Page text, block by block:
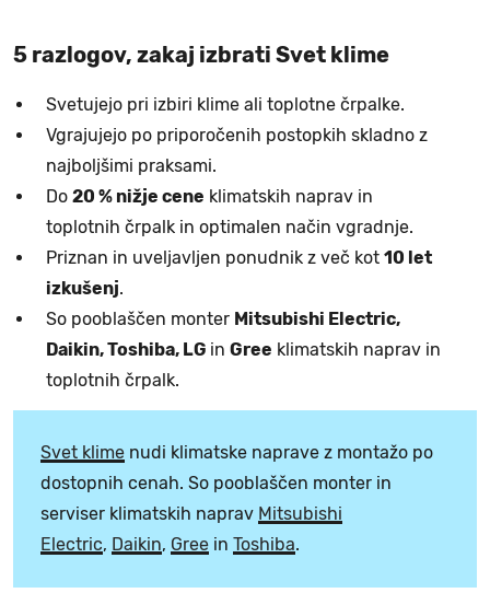
5 razlogov, zakaj izbrati Svet klime
Svetujejo pri izbiri klime ali toplotne črpalke.
Vgrajujejo po priporočenih postopkih skladno z
najboljšimi praksami.
Do 20 % nižje cene klimatskih naprav in
toplotnih črpalk in optimalen način vgradnje.
Priznan in uveljavljen ponudnik z več kot 10 let
izkušenj.
So pooblaščen monter Mitsubishi Electric,
Daikin, Toshiba, LG in Gree klimatskih naprav in
toplotnih črpalk.
Svet klime nudi klimatske naprave z montažo po
dostopnih cenah. So pooblaščen monter in
serviser klimatskih naprav Mitsubishi
Electric, Daikin, Gree in Toshiba.